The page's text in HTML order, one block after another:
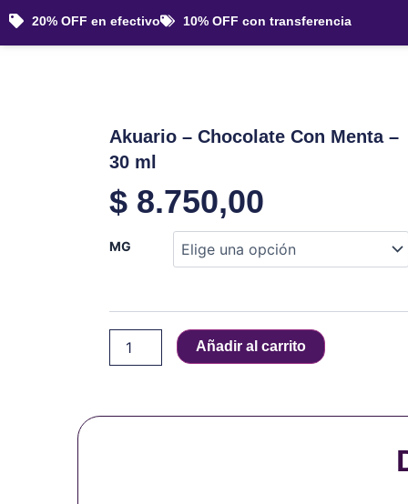
20% OFF en efectivo 10% OFF con transferencia
Akuario – Chocolate Con Menta –
30 ml
$ 8.750,00
MG
Akuario
Menta
-
ml
Añadir al carrito